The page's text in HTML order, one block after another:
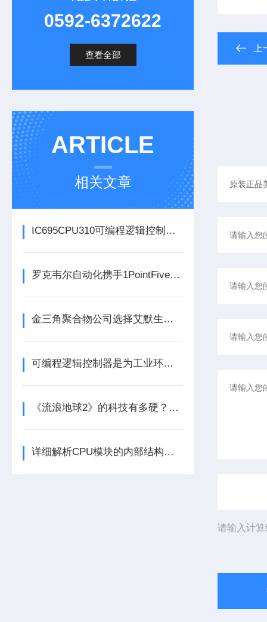
0592-6372622
查看全部
ARTICLE
相关文章
IC695CPU310可编程逻辑控制器在各行业中具体应用分享
罗克韦尔自动化携手1PointFive 签署直接空气捕获碳去除信用协议
金三角聚合物公司选择艾默生为其新建工厂提供设备数字自动化技术以及软件
可编程逻辑控制器是为工业环境设计的数字运算控制系统
《流浪地球2》的科技有多硬？工业移动机器人首登大银幕
详细解析CPU模块的内部结构及其功能
请输入计